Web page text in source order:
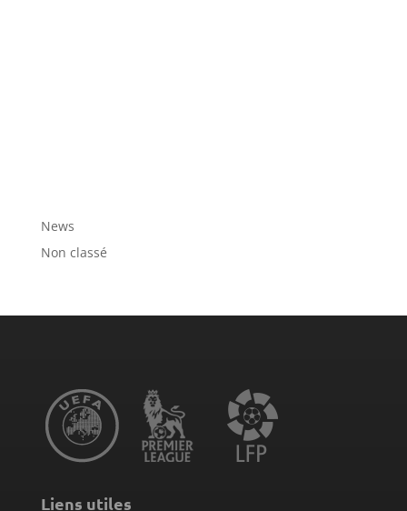
News
Non classé
Liens utiles